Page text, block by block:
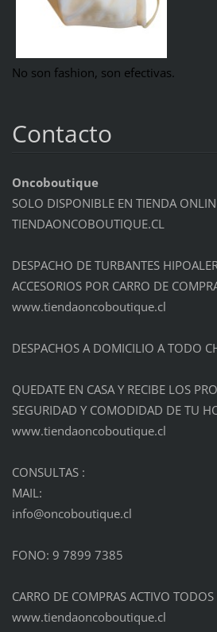
No son fashion, son efectivas.
Contacto
Oncoboutique
SOLO DISPONIBLE EN TIENDA
TIENDAONCOBOUTIQUE.CL
DESPACHO DE TURBANTES
ACCESORIOS POR CARRO DE
www.tiendaoncoboutique.cl
DESPACHOS A DOMICILIO A TODO
QUEDATE EN CASA Y RECIBE LOS
SEGURIDAD Y COMODIDAD DE TU
www.tiendaoncoboutique.cl
CONSULTAS :
MAIL:
info@oncoboutique.cl
FONO: 9 7899 7385
CARRO DE COMPRAS ACTIVO
www.tiendaoncoboutique.cl